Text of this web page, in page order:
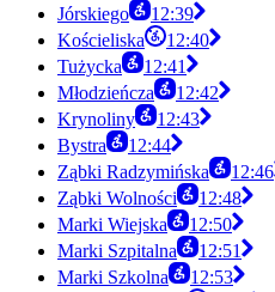
Jórskiego
12:39
Kościeliska
12:40
Tużycka
12:41
Młodzieńcza
12:42
Krynoliny
12:43
Bystra
12:44
Ząbki Radzymińska
12:46
Ząbki Wolności
12:48
Marki Wiejska
12:50
Marki Szpitalna
12:51
Marki Szkolna
12:53